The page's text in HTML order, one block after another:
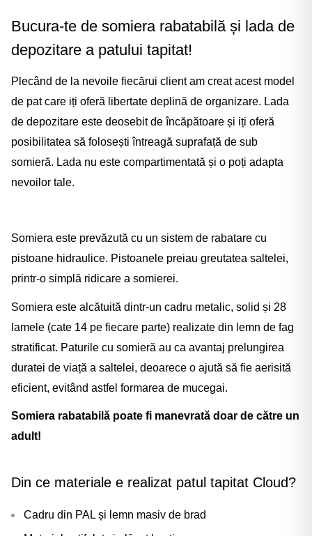
Bucura-te de somiera rabatabilă și lada de
depozitare a patului tapitat!
Plecând de la nevoile fiecărui client am creat acest model
de pat care iți oferă libertate deplină de organizare. Lada
de depozitare este deosebit de încăpătoare și iți oferă
posibilitatea să folosești întreagă suprafață de sub
somieră. Lada nu este compartimentată și o poți adapta
nevoilor tale.
Somiera este prevăzută cu un sistem de rabatare cu
pistoane hidraulice. Pistoanele preiau greutatea saltelei,
printr-o simplă ridicare a somierei.
Somiera este alcătuită dintr-un cadru metalic, solid și 28
lamele (cate 14 pe fiecare parte) realizate din lemn de fag
stratificat. Paturile cu somieră au ca avantaj prelungirea
duratei de viață a saltelei, deoarece o ajută să fie aerisită
eficient, evitând astfel formarea de mucegai.
Somiera rabatabilă poate fi manevrată doar de către un
adult!
Din ce materiale e realizat patul tapitat Cloud?
Cadru din PAL și lemn masiv de brad